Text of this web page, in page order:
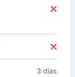
3 días